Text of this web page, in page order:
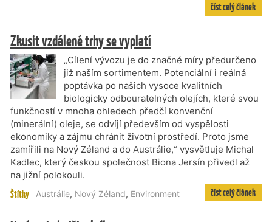
číst celý článek
Zkusit vzdálené trhy se vyplatí
„Cílení vývozu je do značné míry předurčeno
již naším sortimentem. Potenciální i reálná
poptávka po našich vysoce kvalitních
biologicky odbouratelných olejích, které svou
funkčností v mnoha ohledech předčí konvenční
(minerální) oleje, se odvíjí především od vyspělosti
ekonomiky a zájmu chránit životní prostředí. Proto jsme
zamířili na Nový Zéland a do Austrálie,“ vysvětluje Michal
Kadlec, který českou společnost Biona Jersín přivedl až
na jižní polokouli.
Štítky Austrálie, Nový Zéland, Environment číst celý článek